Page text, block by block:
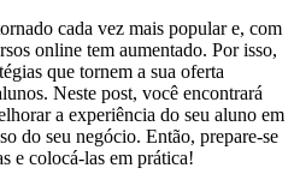
cada vez mais popular e, com
online tem aumentado. Por isso,
que tornem a sua oferta
Neste post, você encontrará
a experiência do seu aluno em
do seu negócio. Então, prepare-se
e colocá-las em prática!